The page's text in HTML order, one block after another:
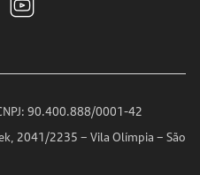
90.400.888/0001-42
2041/2235 – Vila Olímpia – São